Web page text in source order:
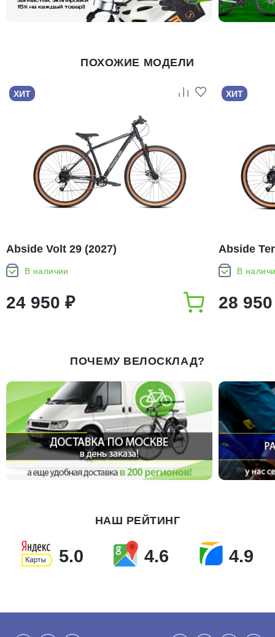
ПОХОЖИЕ МОДЕЛИ
ХИТ
Abside Volt 29 (2027)
В наличии
24 950 ₽
ХИТ
Abside
В
28
ПОЧЕМУ ВЕЛОСКЛАД?
НАШ РЕЙТИНГ
5.0 4.6 4.9